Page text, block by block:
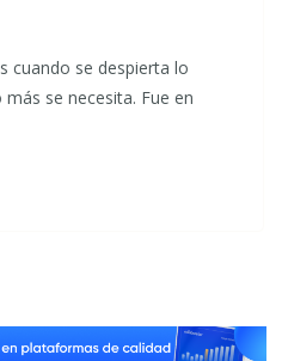
cuando se despierta lo
se necesita. Fue en